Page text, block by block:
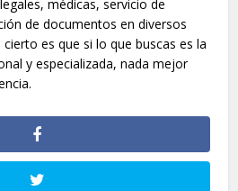
médicas, servicio de
de documentos en diversos
es que si lo que buscas es la
y especializada, nada mejor